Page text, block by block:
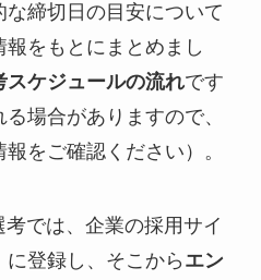
締切日の目安について
をもとにまとめまし
スケジュールの流れです
場合がありますので、
をご確認ください）。
では、企業の採用サイ
に登録し、そこからエン